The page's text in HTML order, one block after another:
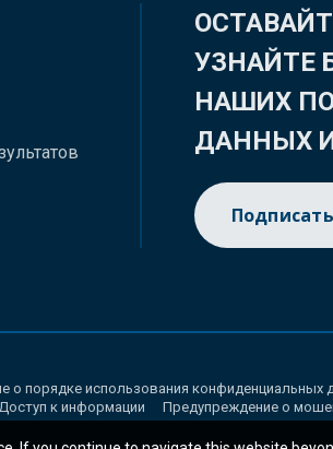
УЗНАЙТЕ
НАШИХ
ДАННЫХ
о порядке использования конфиденциальных
к информации
Предупреждение о